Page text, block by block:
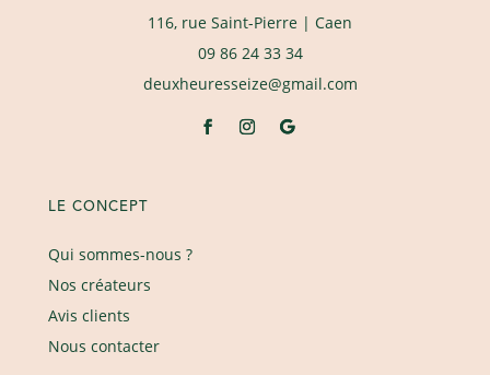
116, rue Saint-Pierre | Caen
09 86 24 33 34
deuxheuresseize@gmail.com
LE CONCEPT
Qui sommes-nous ?
Nos créateurs
Avis clients
Nous contacter